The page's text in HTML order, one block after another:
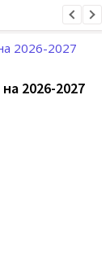
2026-2027